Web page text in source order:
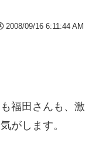
2008/09/16 6:11:44 AM
福田さんも、激
がします。